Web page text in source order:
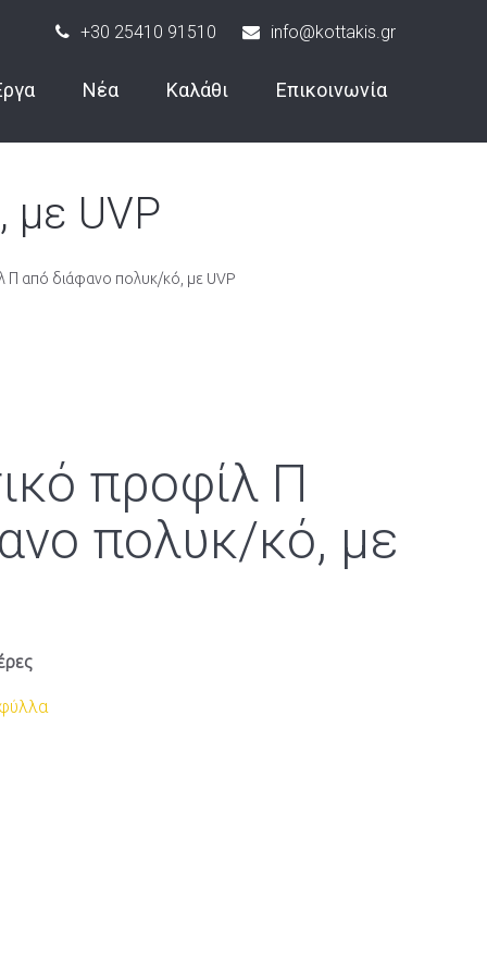
+30 25410 91510 info@kottakis.gr
Νέα Καλάθι Επικοινωνία
με UVP
Π από διάφανο πολυκ/κό, με UVP
προφίλ Π
πολυκ/κό, με